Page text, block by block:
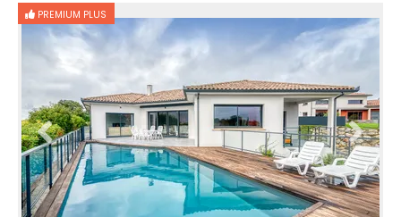
PREMIUM PLUS